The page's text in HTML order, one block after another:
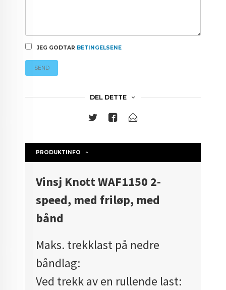
JEG GODTAR BETINGELSENE
SEND
DEL DETTE
PRODUKTINFO
Vinsj Knott WAF1150 2-
speed, med friløp, med
bånd
Maks. trekklast på nedre
båndlag:
Ved trekk av en rullende last: